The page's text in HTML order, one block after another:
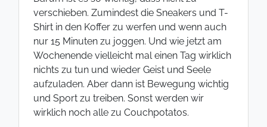
verschieben. Zumindest die Sneakers und T-
Shirt in den Koffer zu werfen und wenn auch
nur 15 Minuten zu joggen. Und wie jetzt am
Wochenende vielleicht mal einen Tag wirklich
nichts zu tun und wieder Geist und Seele
aufzuladen. Aber dann ist Bewegung wichtig
und Sport zu treiben. Sonst werden wir
wirklich noch alle zu Couchpotatos.